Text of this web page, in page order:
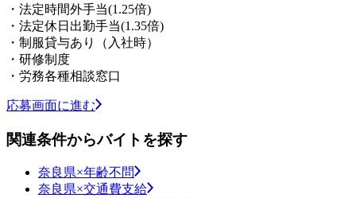
・法定時間外手当(1.25倍)
・法定休日出勤手当(1.35倍)
・制服貸与あり（入社時）
・研修制度
・労務各種相談窓口
応募画面に進む
関連条件からバイトを探す
奈良県×年齢不問
奈良県×交通費支給